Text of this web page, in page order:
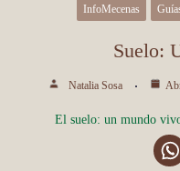
InfoMecenas
Suelo:
Natalia Sosa
El suelo: un mundo